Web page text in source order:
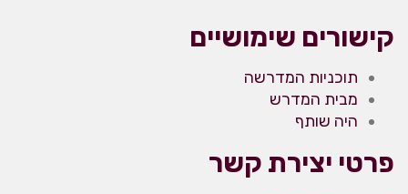
קישורים שימושיים
תוכניות המדרשה
מבית המדרש
היה שותף
פרטי יצירת קשר